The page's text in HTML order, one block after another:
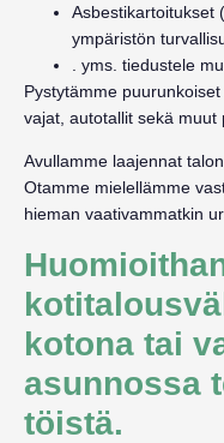
Asbestikartoitukset
ympäristön
. yms. tiedustele
Pystytämme
vajat, autotallit sekä muut
Avullamme laajennat
Otamme mielellämme
hieman vaativammatkin
kotona tai
asunnossa
töistä.